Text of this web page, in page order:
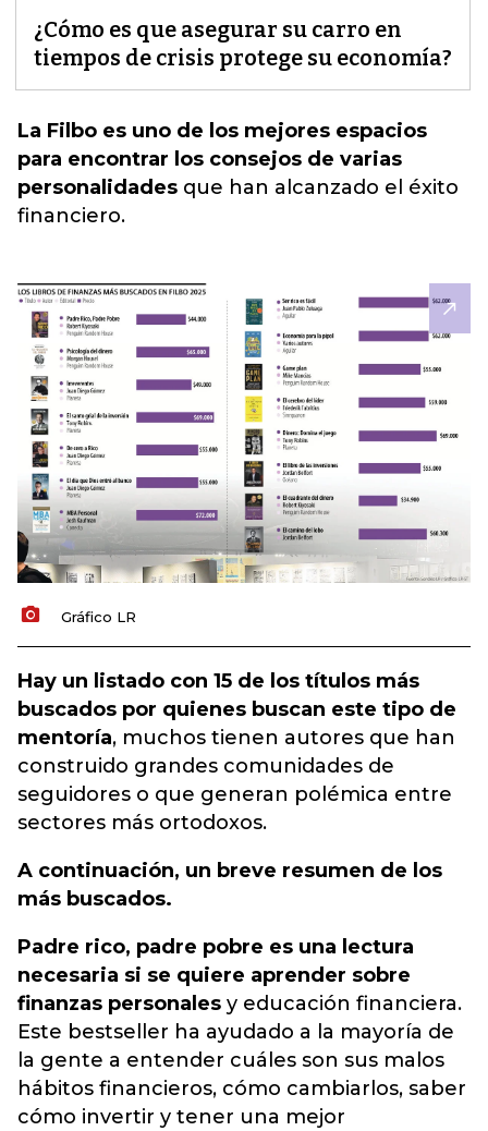
¿Cómo es que asegurar su carro en
tiempos de crisis protege su economía?
La Filbo es uno de los mejores espacios
para encontrar los consejos de varias
personalidades que han alcanzado el éxito
financiero.
Gráfico LR
Hay un listado con 15 de los títulos más
buscados por quienes buscan este tipo de
mentoría, muchos tienen autores que han
construido grandes comunidades de
seguidores o que generan polémica entre
sectores más ortodoxos.
A continuación, un breve resumen de los
más buscados.
Padre rico, padre pobre es una lectura
necesaria si se quiere aprender sobre
finanzas personales y educación financiera.
Este bestseller ha ayudado a la mayoría de
la gente a entender cuáles son sus malos
hábitos financieros, cómo cambiarlos, saber
cómo invertir y tener una mejor